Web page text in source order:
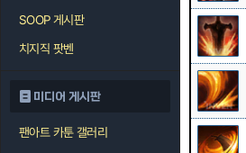
SOOP 게시판
치지직 팟벤
미디어 게시판
팬아트 카툰 갤러리